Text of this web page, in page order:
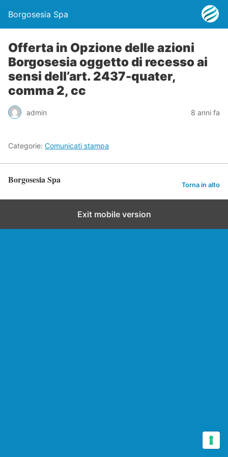
Borgosesia Spa
Offerta in Opzione delle azioni
Borgosesia oggetto di recesso ai
sensi dell’art. 2437-quater,
comma 2, cc
admin 8 anni fa
Categorie: Comunicati stampa
Borgosesia Spa Torna in alto
Exit mobile version